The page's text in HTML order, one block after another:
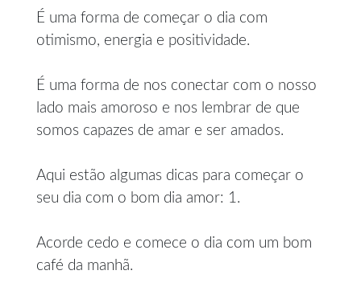
É uma forma de começar o dia com
otimismo, energia e positividade.
É uma forma de nos conectar com o nosso
lado mais amoroso e nos lembrar de que
somos capazes de amar e ser amados.
Aqui estão algumas dicas para começar o
seu dia com o bom dia amor: 1.
Acorde cedo e comece o dia com um bom
café da manhã.